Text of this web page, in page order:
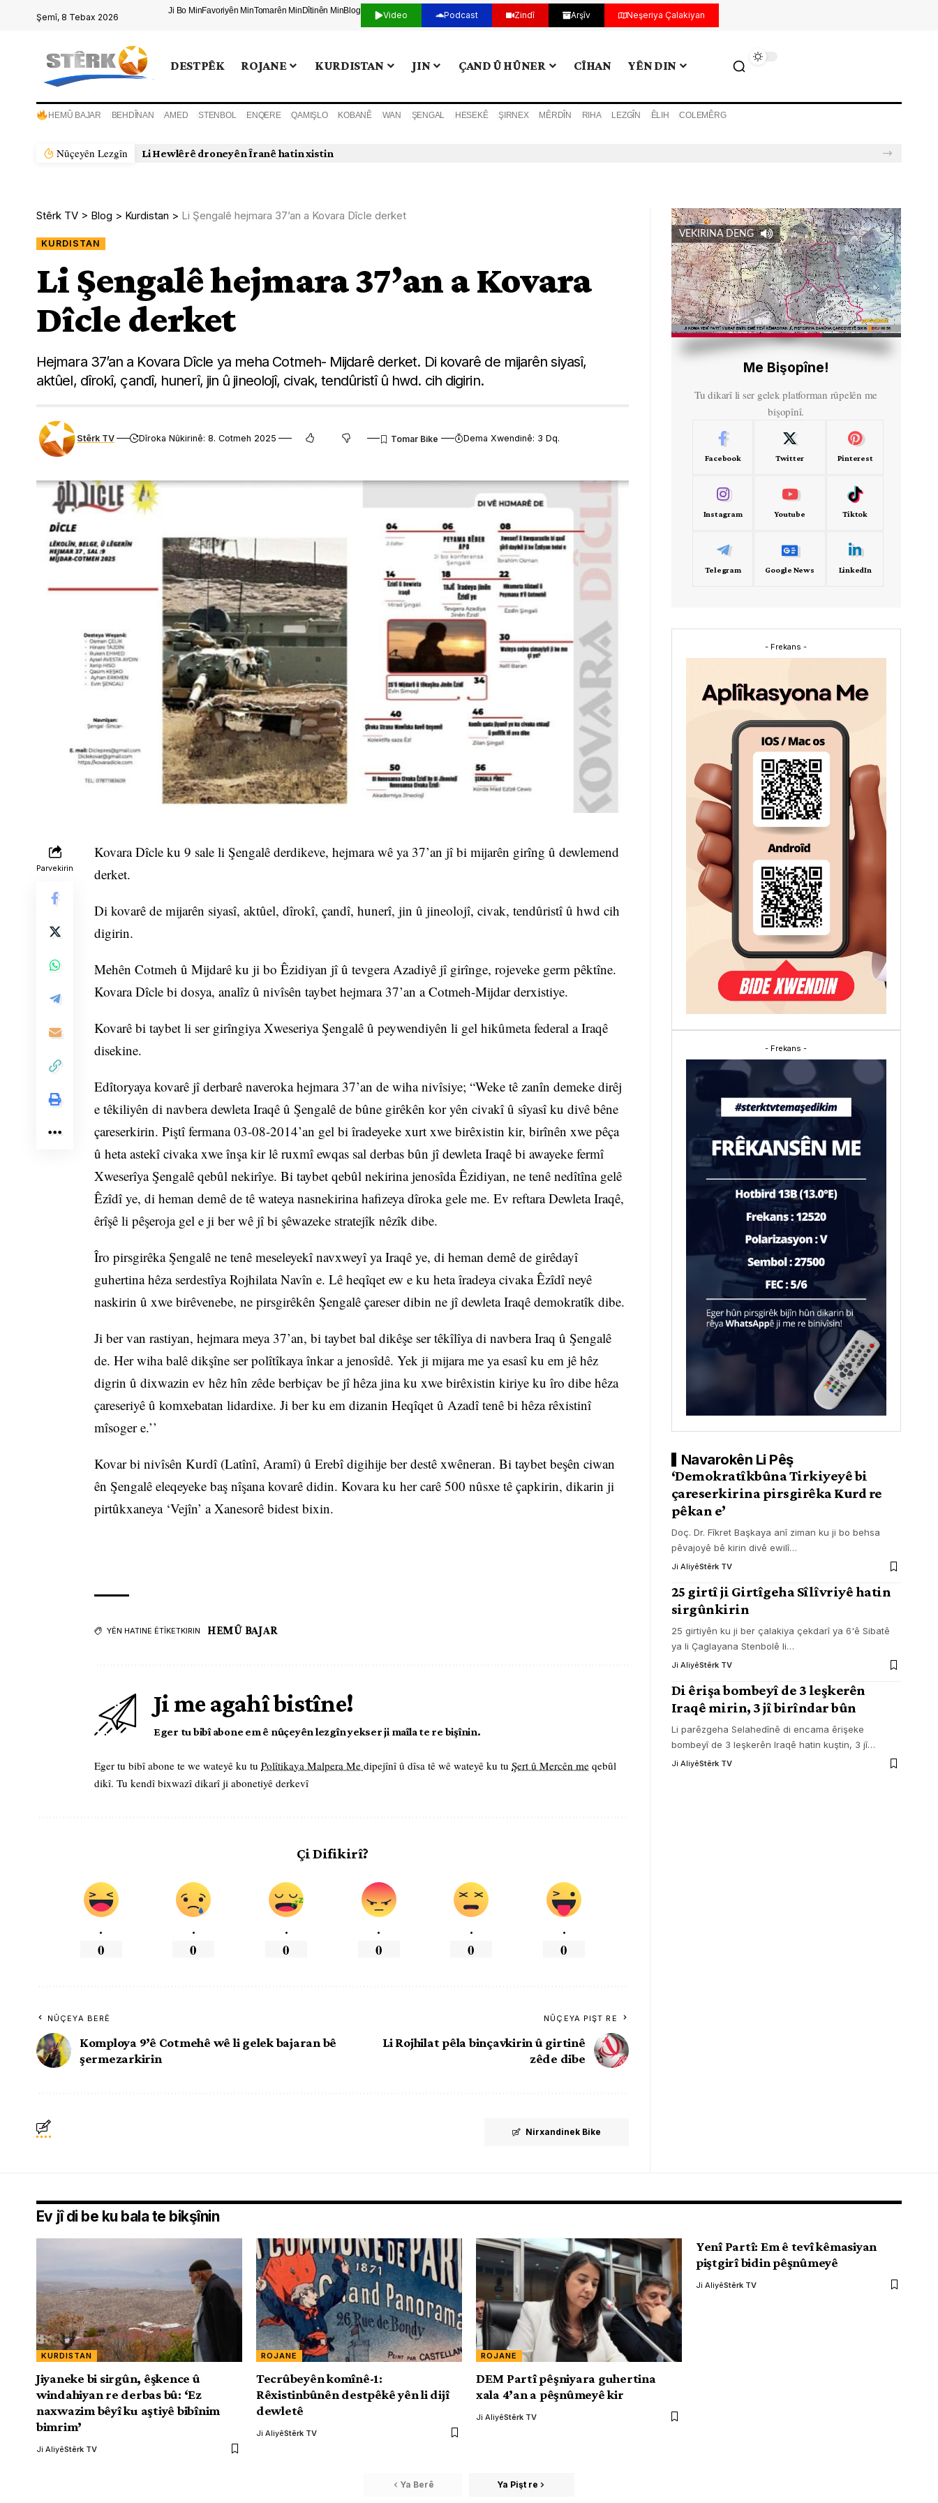
Şemî, 8 Tebax 2026
Ji Bo MinFavoriyên MinTomarên Min Dîtinên MinBlog Video Podcast Zindî Arşîv Neşeriya Çalakiyan
DESTPÊK ROJANE KURDISTAN JIN ÇAND Û HÛNER CÎHAN YÊN DIN
HEMÛ BAJAR BEHDÎNAN AMED STENBOL ENQERE QAMIŞLO KOBANÊ WAN ŞENGAL HESEKÊ ŞIRNEX MÊRDÎN RIHA LEZGÎN ÊLIH COLEMÊRG
Nûçeyên LezgînLi Hewlêrê droneyên Îranê hatin xistin
Stêrk TV > Blog > Kurdistan > Li Şengalê hejmara 37’an a Kovara Dîcle derket
KURDISTAN
Li Şengalê hejmara 37’an a Kovara
Dîcle derket
Hejmara 37’an a Kovara Dîcle ya meha Cotmeh- Mijdarê derket. Di kovarê de mijarên siyasî,
aktûel, dîrokî, çandî, hunerî, jin û jineolojî, civak, tendûristî û hwd. cih digirin.
Stêrk TV Dîroka Nûkirinê: 8. Cotmeh 2025 Dema Xwendinê: 3 Dq.
Parvekirin
Kovara Dîcle ku 9 sale li Şengalê derdikeve, hejmara wê ya 37’an jî bi mijarên girîng û dewlemend
derket.
Di kovarê de mijarên siyasî, aktûel, dîrokî, çandî, hunerî, jin û jineolojî, civak, tendûristî û hwd cih
digirin.
Mehên Cotmeh û Mijdarê ku ji bo Êzidiyan jî û tevgera Azadiyê jî girînge, rojeveke germ pêktîne.
Kovara Dîcle bi dosya, analîz û nivîsên taybet hejmara 37’an a Cotmeh-Mijdar derxistiye.
Kovarê bi taybet li ser girîngiya Xweseriya Şengalê û peywendiyên li gel hikûmeta federal a Iraqê
disekine.
Edîtoryaya kovarê jî derbarê naveroka hejmara 37’an de wiha nivîsiye; “Weke tê zanîn demeke dirêj
e têkiliyên di navbera dewleta Iraqê û Şengalê de bûne girêkên kor yên civakî û sîyasî ku divê bêne
çareserkirin. Piştî fermana 03-08-2014’an gel bi îradeyeke xurt xwe birêxistin kir, birînên xwe pêça
û heta astekî civaka xwe înşa kir lê ruxmî ewqas sal derbas bûn jî dewleta Iraqê bi awayeke fermî
Xweserîya Şengalê qebûl nekirîye. Bi taybet qebûl nekirina jenosîda Êzidiyan, ne tenê nedîtîna gelê
Êzîdî ye, di heman demê de tê wateya nasnekirina hafizeya dîroka gele me. Ev reftara Dewleta Iraqê,
êrîşê li pêşeroja gel e ji ber wê jî bi şêwazeke stratejîk nêzîk dibe.
Îro pirsgirêka Şengalê ne tenê meseleyekî navxweyî ya Iraqê ye, di heman demê de girêdayî
guhertina hêza serdestîya Rojhilata Navîn e. Lê heqîqet ew e ku heta îradeya civaka Êzîdî neyê
naskirin û xwe birêvenebe, ne pirsgirêkên Şengalê çareser dibin ne jî dewleta Iraqê demokratîk dibe.
Ji ber van rastiyan, hejmara meya 37’an, bi taybet bal dikêşe ser têkîlîya di navbera Iraq û Şengalê
de. Her wiha balê dikşîne ser polîtîkaya înkar a jenosîdê. Yek ji mijara me ya esasî ku em jê hêz
digrin û dixwazin ev hêz hîn zêde berbiçav be jî hêza jina ku xwe birêxistin kiriye ku îro dibe hêza
çareseriyê û komxebatan lidardixe. Ji ber ku em dizanin Heqîqet û Azadî tenê bi hêza rêxistinî
mîsoger e.’’
Kovar bi nivîsên Kurdî (Latînî, Aramî) û Erebî digihije ber destê xwêneran. Bi taybet beşên ciwan
ên Şengalê eleqeyeke baş nîşana kovarê didin. Kovara ku her carê 500 nûsxe tê çapkirin, dikarin ji
pirtûkxaneya ‘Vejîn’ a Xanesorê bidest bixin.
YÊN HATINE ÊTÎKETKIRIN HEMÛ BAJAR
Ji me agahî bistîne!
Eger tu bibî abone em ê nûçeyên lezgîn yekser ji maîla te re bişînin.
Eger tu bibî abone te we wateyê ku tu Polîtikaya Malpera Me dipejînî û dîsa tê wê wateyê ku tu Şert û Mercên me qebûl
dikî. Tu kendî bixwazî dikarî ji abonetiyê derkevî
Çi Difikirî?
.
0
.
0
.
0
.
0
.
0
.
0
NÛÇEYA BERÊ
Komploya 9’ê Cotmehê wê li gelek bajaran bê
şermezarkirin
NÛÇEYA PIŞT RE
Li Rojhilat pêla binçavkirin û girtinê
zêde dibe
Nirxandinek Bike
VEKIRINA DENG
Me Bişopîne!
Tu dikarî li ser gelek platforman rûpelên me
bişopînî.
Facebook Twitter Pinterest
Instagram Youtube Tiktok
Telegram Google News LinkedIn
- Frekans -
- Frekans -
Navarokên Li Pêş
‘Demokratîkbûna Tirkiyeyê bi
çareserkirina pirsgirêka Kurd re
pêkan e’
Doç. Dr. Fîkret Başkaya anî ziman ku ji bo behsa
pêvajoyê bê kirin divê ewilî…
Ji AliyêStêrk TV
25 girtî ji Girtîgeha Sîlîvriyê hatin
sirgûnkirin
25 girtiyên ku ji ber çalakiya çekdarî ya 6'ê Sibatê
ya li Çaglayana Stenbolê li…
Ji AliyêStêrk TV
Di êrişa bombeyî de 3 leşkerên
Iraqê mirin, 3 jî birîndar bûn
Li parêzgeha Selahedînê di encama êrişeke
bombeyî de 3 leşkerên Iraqê hatin kuştin, 3 jî…
Ji AliyêStêrk TV
Ev jî di be ku bala te bikşînin
KURDISTAN
Jiyaneke bi sirgûn, êşkence û
windahiyan re derbas bû: ‘Ez
naxwazim bêyî ku aştiyê bibînim
bimrim’
Ji AliyêStêrk TV
ROJANE
Tecrûbeyên komînê-1:
Rêxistinbûnên destpêkê yên li dijî
dewletê
Ji AliyêStêrk TV
ROJANE
DEM Partî pêşniyara guhertina
xala 4’an a pêşnûmeyê kir
Ji AliyêStêrk TV
Yenî Partî: Em ê tevî kêmasiyan
piştgirî bidin pêşnûmeyê
Ji AliyêStêrk TV
Ya Berê Ya Pişt re